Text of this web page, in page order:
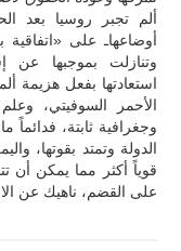
ألم تجبر روسيا بعد
أوضاعهاـ على «اتفاقية
وتنازلت بموجبها عن
استعادتها بفعل هزيمة
الأحمر السوفيتي،
وجغرافية ثابتة،
الدولة وتمتد بقوتها،
قوياً أكثر مما يمكن أن
على القضم، ناهيك عن